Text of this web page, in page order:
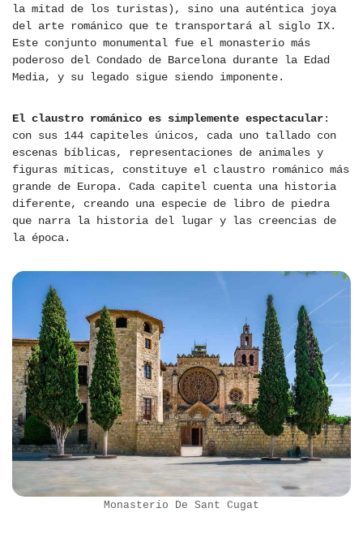
la mitad de los turistas), sino una auténtica joya
del arte románico que te transportará al siglo IX.
Este conjunto monumental fue el monasterio más
poderoso del Condado de Barcelona durante la Edad
Media, y su legado sigue siendo imponente.
El claustro románico es simplemente espectacular:
con sus 144 capiteles únicos, cada uno tallado con
escenas bíblicas, representaciones de animales y
figuras míticas, constituye el claustro románico más
grande de Europa. Cada capitel cuenta una historia
diferente, creando una especie de libro de piedra
que narra la historia del lugar y las creencias de
la época.
Monasterio De Sant Cugat